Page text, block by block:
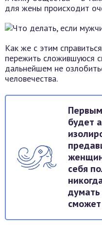
для жены происходит
Как же с этим
пережить сложившуюся
дальнейшем не
человечества.
будет
себя
думать